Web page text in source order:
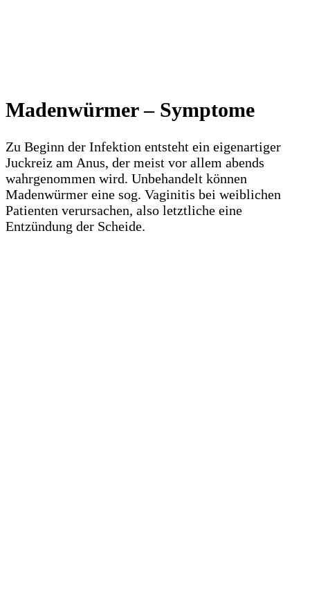
Madenwürmer – Symptome
Zu Beginn der Infektion entsteht ein eigenartiger
Juckreiz am Anus, der meist vor allem abends
wahrgenommen wird. Unbehandelt können
Madenwürmer eine sog. Vaginitis bei weiblichen
Patienten verursachen, also letztliche eine
Entzündung der Scheide.